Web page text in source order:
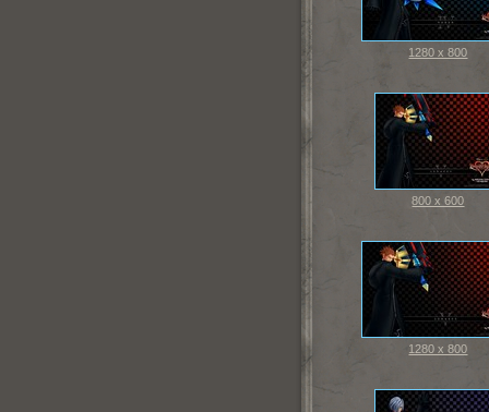
1280 x 800
800 x 600
1280 x 800